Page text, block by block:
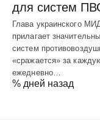
для систем
Глава украинского
прилагает
систем
«сражается» за
ежедневно…
% дней назад